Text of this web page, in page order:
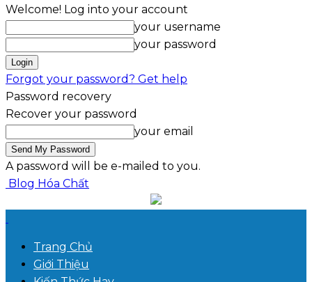
Welcome! Log into your account
your username
your password
Forgot your password? Get help
Password recovery
Recover your password
your email
A password will be e-mailed to you.
Blog Hóa Chất
Trang Chủ
Giới Thiệu